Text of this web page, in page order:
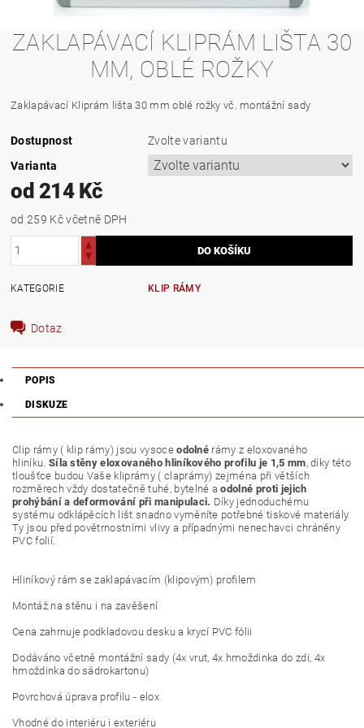
ZAKLAPÁVACÍ KLIPRÁM LIŠTA 30
MM, OBLÉ ROŽKY
Zaklapávací Kliprám lišta 30 mm oblé rožky vč. montážní sady
Dostupnost
Zvolte variantu
Varianta
od 214 Kč
od 259 Kčvčetně DPH
KATEGORIE KLIP RÁMY
Dotaz
POPIS
DISKUZE
Clip rámy ( klip rámy) jsou vysoceodolné rámy z eloxovaného
hliníku. Síla stěny eloxovaného hliníkového profilu je 1,5 mm, díky této
tloušťce budou Vaše kliprámy ( claprámy) zejména při větších
rozměrech vždy dostatečně tuhé, bytelné aodolné proti jejich
prohýbání a deformování při manipulaci. Díky jednoduchému
systému odklápěcích lišt snadno vyměníte potřebné tiskové materiály.
Ty jsou před povětrnostními vlivy a případnými nenechavci chráněny
PVC folií.
Hliníkový rám se zaklapávacím (klipovým) profilem
Montáž na stěnu i na zavěšení
Cena zahrnuje podkladovou desku a krycí PVC fólii
Dodáváno včetně montážní sady (4x vrut, 4x hmoždinka do zdi, 4x
hmoždinka do sádrokartonu)
Povrchová úprava profilu - elox
Vhodné do interiéru i exteriéru